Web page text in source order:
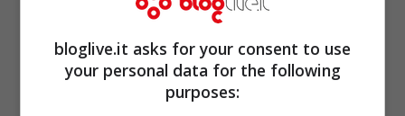
bloglive.it asks for your consent to use
your personal data for the following
purposes: